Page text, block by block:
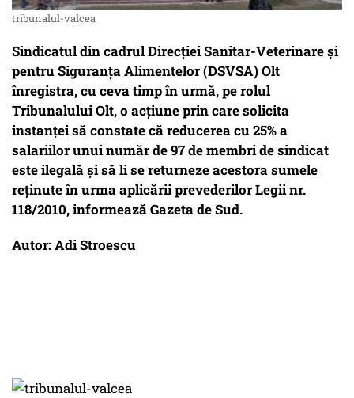
tribunalul-valcea
Sindicatul din cadrul Direcţiei Sanitar-Veterinare şi
pentru Siguranţa Alimentelor (DSVSA) Olt
înregistra, cu ceva timp în urmă, pe rolul
Tribunalului Olt, o acţiune prin care solicita
instanţei să constate că reducerea cu 25% a
salariilor unui număr de 97 de membri de sindicat
este ilegală şi să li se returneze acestora sumele
reţinute în urma aplicării prevederilor Legii nr.
118/2010, informează Gazeta de Sud.
Autor: Adi Stroescu